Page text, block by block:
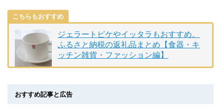
こちらもおすすめ
ジェラートピケやイッタラもおすすめ。
ふるさと納税の返礼品まとめ【食器・キ
ッチン雑貨・ファッション編】
おすすめ記事と広告